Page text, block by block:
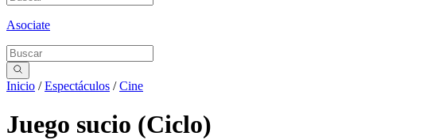
Asociate
Inicio /Espectáculos /Cine
Juego sucio (Ciclo)